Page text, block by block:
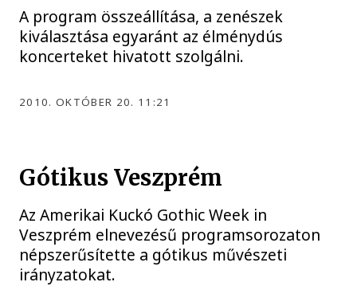
A program összeállítása, a zenészek
kiválasztása egyaránt az élménydús
koncerteket hivatott szolgálni.
2010. OKTÓBER 20. 11:21
Gótikus Veszprém
Az Amerikai Kuckó Gothic Week in
Veszprém elnevezésű programsorozaton
népszerűsítette a gótikus művészeti
irányzatokat.